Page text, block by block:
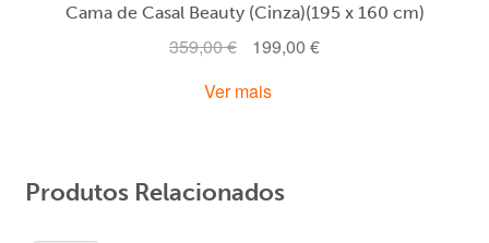
Cama de Casal Beauty (Cinza)(195 x 160 cm)
359,00€
O
original
199,00 €O
Ver mais
Produtos Relacionados